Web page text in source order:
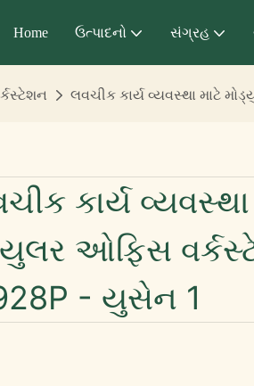
Home ઉત્પાદનો સંગ્રહ
લવચીક કાર્ય વ્યવસ્થા માટે